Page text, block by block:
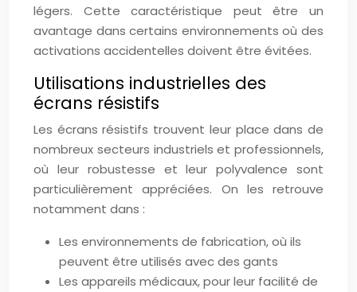
légers. Cette caractéristique peut être un
avantage dans certains environnements où des
activations accidentelles doivent être évitées.
Utilisations industrielles des
écrans résistifs
Les écrans résistifs trouvent leur place dans de
nombreux secteurs industriels et professionnels,
où leur robustesse et leur polyvalence sont
particulièrement appréciées. On les retrouve
notamment dans :
Les environnements de fabrication, où ils
peuvent être utilisés avec des gants
Les appareils médicaux, pour leur facilité de